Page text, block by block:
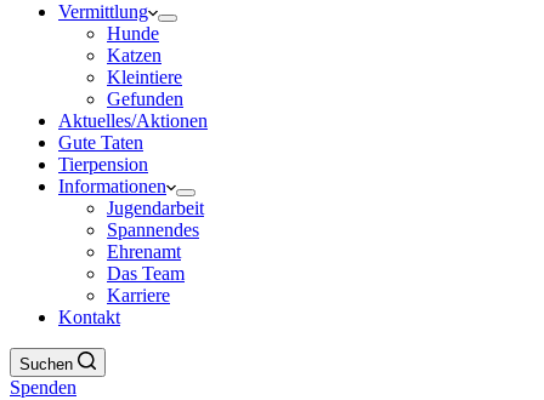
Vermittlung
Hunde
Katzen
Kleintiere
Gefunden
Aktuelles/Aktionen
Gute Taten
Tierpension
Informationen
Jugendarbeit
Spannendes
Ehrenamt
Das Team
Karriere
Kontakt
Suchen
Spenden